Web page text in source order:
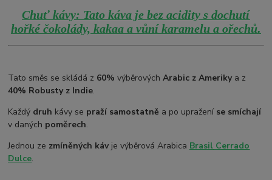
Chuť kávy: Tato káva je bez acidity s dochutí
hořké čokolády, kakaa a vůní karamelu a ořechů.
Tato směs se skládá z 60% výběrovýchArabic z Amerikya z
40% Robusty z Indie.
Každý druh kávy se praží samostatně a po upražení se smíchají
v daných poměrech.
Jednou ze zmíněných kávje výběrová Arabica Brasil Cerrado
Dulce.